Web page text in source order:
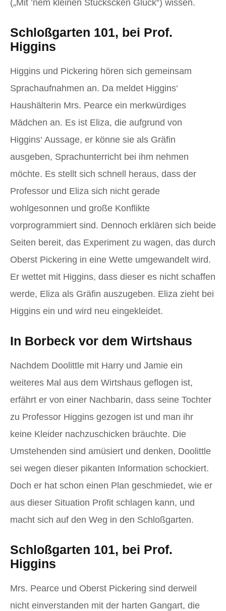
(„Mit ’nem kleinen Stückscken Glück“) wissen.
Schloßgarten 101, bei Prof.
Higgins
Higgins und Pickering hören sich gemeinsam
Sprachaufnahmen an. Da meldet Higgins‘
Haushälterin Mrs. Pearce ein merkwürdiges
Mädchen an. Es ist Eliza, die aufgrund von
Higgins‘ Aussage, er könne sie als Gräfin
ausgeben, Sprachunterricht bei ihm nehmen
möchte. Es stellt sich schnell heraus, dass der
Professor und Eliza sich nicht gerade
wohlgesonnen und große Konflikte
vorprogrammiert sind. Dennoch erklären sich beide
Seiten bereit, das Experiment zu wagen, das durch
Oberst Pickering in eine Wette umgewandelt wird.
Er wettet mit Higgins, dass dieser es nicht schaffen
werde, Eliza als Gräfin auszugeben. Eliza zieht bei
Higgins ein und wird neu eingekleidet.
In Borbeck vor dem Wirtshaus
Nachdem Doolittle mit Harry und Jamie ein
weiteres Mal aus dem Wirtshaus geflogen ist,
erfährt er von einer Nachbarin, dass seine Tochter
zu Professor Higgins gezogen ist und man ihr
keine Kleider nachzuschicken bräuchte. Die
Umstehenden sind amüsiert und denken, Doolittle
sei wegen dieser pikanten Information schockiert.
Doch er hat schon einen Plan geschmiedet, wie er
aus dieser Situation Profit schlagen kann, und
macht sich auf den Weg in den Schloßgarten.
Schloßgarten 101, bei Prof.
Higgins
Mrs. Pearce und Oberst Pickering sind derweil
nicht einverstanden mit der harten Gangart, die